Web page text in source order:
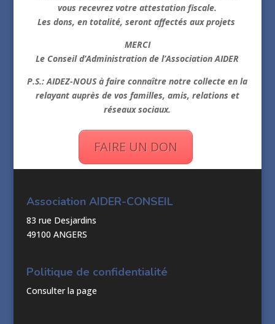
vous recevrez votre attestation fiscale.
Les dons, en totalité, seront affectés aux projets
MERCI
Le Conseil d’Administration de l’Association AIDER
P.S.: AIDEZ-NOUS à faire connaître notre collecte en la
relayant auprès de vos familles, amis, relations et
réseaux sociaux.
FAIRE UN DON
Association AIDER-CONSEIL
83 rue Desjardins
49100 ANGERS
Politique de confidentialité
Consulter la page